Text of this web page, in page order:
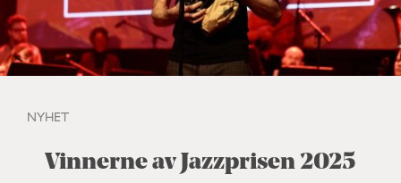
NYHET
Vinnerne av Jazzprisen 2025